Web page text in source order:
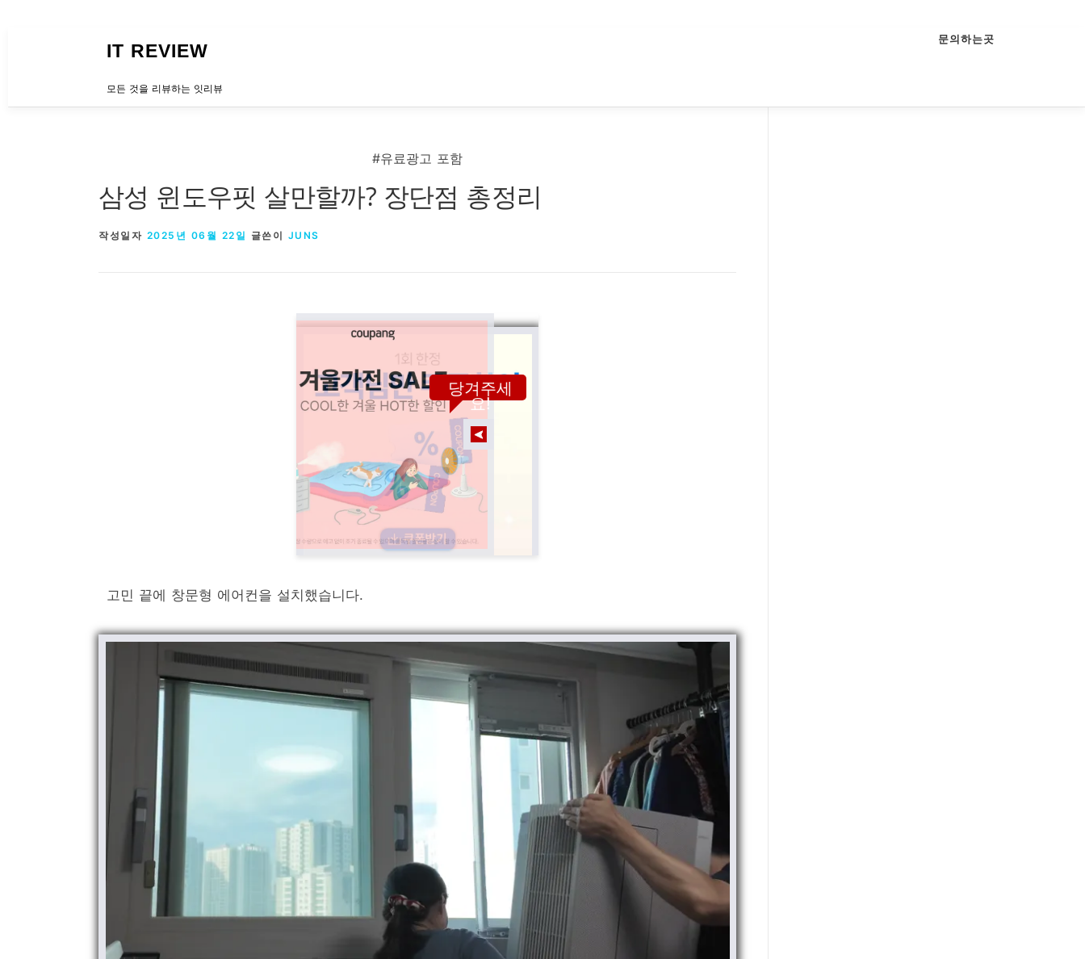
IT REVIEW
모든 것을 리뷰하는 잇리뷰
문의하는곳
#유료광고 포함
삼성 윈도우핏 살만할까? 장단점 총정리
작성일자 2025년 06월 22일 글쓴이 JUNS
당겨주세
요!
고민 끝에 창문형 에어컨을 설치했습니다.